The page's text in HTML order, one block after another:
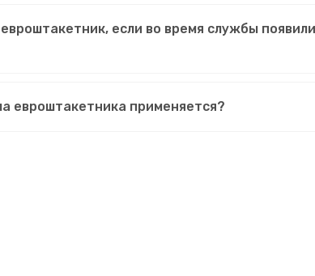
если во время службы
евроштакетника применяется?
Сообщение